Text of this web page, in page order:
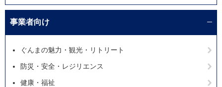
事業者向け
ぐんまの魅力・観光・リトリート
防災・安全・レジリエンス
健康・福祉